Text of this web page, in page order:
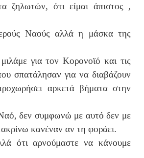
ζηλωτών, ότι είμαι άπιστος ,
Ναούς αλλά η μάσκα της
για τον Κορονοϊό και τις
σπατάλησαν για να διαβάζουν
αρκετά βήματα στην
Ναό, δεν συμφωνώ με αυτό δεν με
κανέναν αν τη φοράει.
ότι αρνούμαστε να κάνουμε